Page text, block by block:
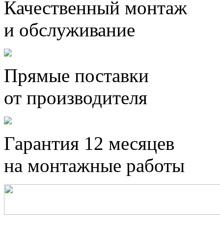
Качественный монтаж
и обслуживание
Прямые поставки
от производителя
Гарантия 12 месяцев
на монтажные работы